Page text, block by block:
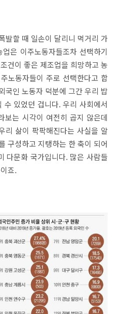
발할 때 일손이 달리니 먹거리 가
은 이주노동자들조차 선택하기
건이 좋은 제조업을 희망하고 농
노동자들이 주로 선택한다고 합
국인 노동자 덕분에 그간 우리 밥
있었던 겁니다. 우리 사회에서
보는 시각이 여전히 곱지 않은데
리 삶이 팍팍해진다는 사실을 알
구성하고 지탱하는 한 축이 되어
다문화 국가입니다. 많은 사람들
죠.